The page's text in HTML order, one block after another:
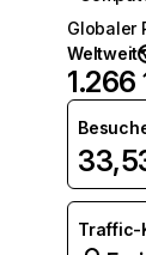
Globaler
Weltweit
1.266
Traffic-